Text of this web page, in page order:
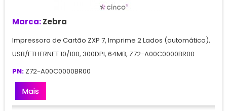
Marca:Zebra
Impressora de Cartão ZXP 7, Imprime 2 Lados (automático),
USB/ETHERNET 10/100, 300DPI, 64MB, Z72-A00C0000BR00
PN: Z72-A00C0000BR00
Mais